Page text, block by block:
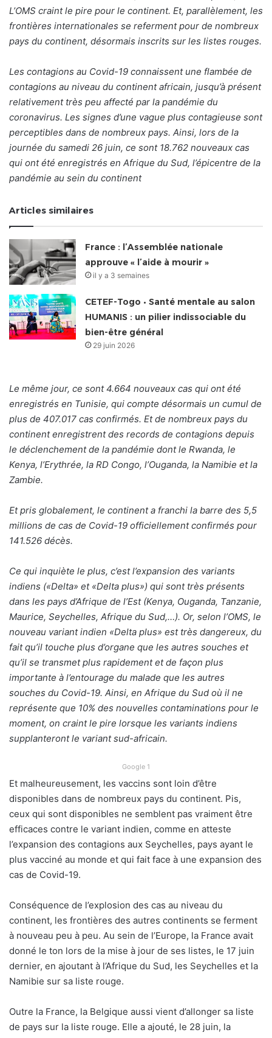
L’OMS craint le pire pour le continent. Et, parallèlement, les
frontières internationales se referment pour de nombreux
pays du continent, désormais inscrits sur les listes rouges.
Les contagions au Covid-19 connaissent une flambée de
contagions au niveau du continent africain, jusqu’à présent
relativement très peu affecté par la pandémie du
coronavirus. Les signes d’une vague plus contagieuse sont
perceptibles dans de nombreux pays. Ainsi, lors de la
journée du samedi 26 juin, ce sont 18.762 nouveaux cas
qui ont été enregistrés en Afrique du Sud, l’épicentre de la
pandémie au sein du continent
Articles similaires
France : l’Assemblée nationale
approuve « l’aide à mourir »
il y a 3 semaines
CETEF-Togo • Santé mentale au salon
HUMANIS : un pilier indissociable du
bien-être général
29 juin 2026
Le même jour, ce sont 4.664 nouveaux cas qui ont été
enregistrés en Tunisie, qui compte désormais un cumul de
plus de 407.017 cas confirmés. Et de nombreux pays du
continent enregistrent des records de contagions depuis
le déclenchement de la pandémie dont le Rwanda, le
Kenya, l’Erythrée, la RD Congo, l’Ouganda, la Namibie et la
Zambie.
Et pris globalement, le continent a franchi la barre des 5,5
millions de cas de Covid-19 officiellement confirmés pour
141.526 décès.
Ce qui inquiète le plus, c’est l’expansion des variants
indiens («Delta» et «Delta plus») qui sont très présents
dans les pays d’Afrique de l’Est (Kenya, Ouganda, Tanzanie,
Maurice, Seychelles, Afrique du Sud,…). Or, selon l’OMS, le
nouveau variant indien «Delta plus» est très dangereux, du
fait qu’il touche plus d’organe que les autres souches et
qu’il se transmet plus rapidement et de façon plus
importante à l’entourage du malade que les autres
souches du Covid-19. Ainsi, en Afrique du Sud où il ne
représente que 10% des nouvelles contaminations pour le
moment, on craint le pire lorsque les variants indiens
supplanteront le variant sud-africain.
Google 1
Et malheureusement, les vaccins sont loin d’être
disponibles dans de nombreux pays du continent. Pis,
ceux qui sont disponibles ne semblent pas vraiment être
efficaces contre le variant indien, comme en atteste
l’expansion des contagions aux Seychelles, pays ayant le
plus vacciné au monde et qui fait face à une expansion des
cas de Covid-19.
Conséquence de l’explosion des cas au niveau du
continent, les frontières des autres continents se ferment
à nouveau peu à peu. Au sein de l’Europe, la France avait
donné le ton lors de la mise à jour de ses listes, le 17 juin
dernier, en ajoutant à l’Afrique du Sud, les Seychelles et la
Namibie sur sa liste rouge.
Outre la France, la Belgique aussi vient d’allonger sa liste
de pays sur la liste rouge. Elle a ajouté, le 28 juin, la